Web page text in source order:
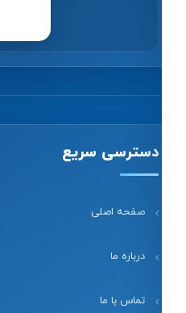
دسترسی سریع
صفحه اصلی
درباره ما
تماس با ما